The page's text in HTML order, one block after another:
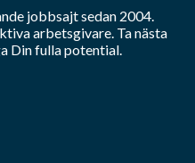
jobbsajt sedan 2004.
arbetsgivare. Ta nästa
Din fulla potential.